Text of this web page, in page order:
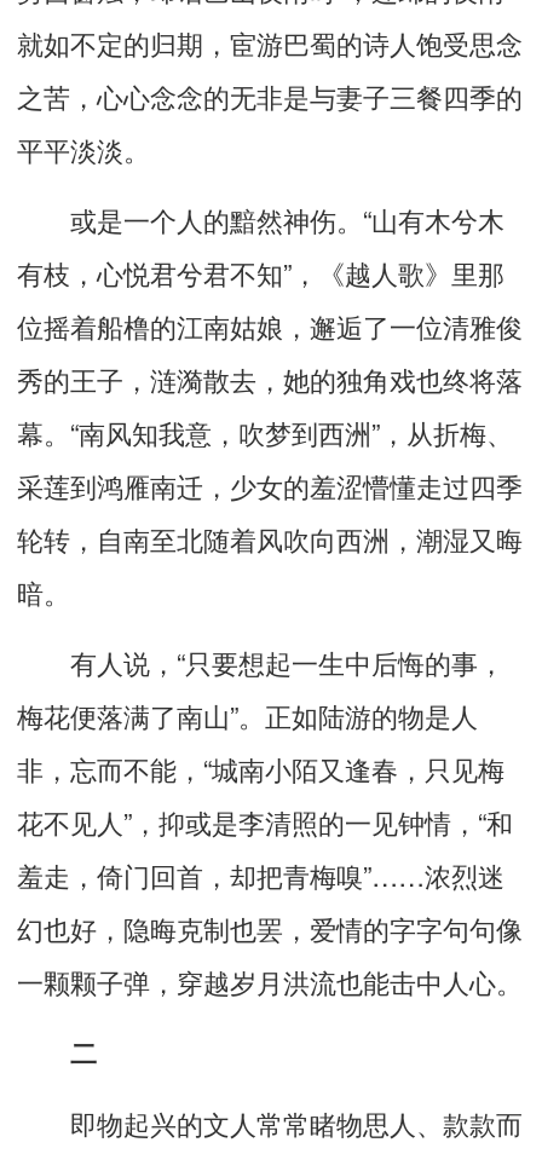
就如不定的归期，宦游巴蜀的诗人饱受思念
之苦，心心念念的无非是与妻子三餐四季的
平平淡淡。
或是一个人的黯然神伤。“山有木兮木
有枝，心悦君兮君不知”，《越人歌》里那
位摇着船橹的江南姑娘，邂逅了一位清雅俊
秀的王子，涟漪散去，她的独角戏也终将落
幕。“南风知我意，吹梦到西洲”，从折梅、
采莲到鸿雁南迁，少女的羞涩懵懂走过四季
轮转，自南至北随着风吹向西洲，潮湿又晦
暗。
有人说，“只要想起一生中后悔的事，
梅花便落满了南山”。正如陆游的物是人
非，忘而不能，“城南小陌又逢春，只见梅
花不见人”，抑或是李清照的一见钟情，“和
羞走，倚门回首，却把青梅嗅”……浓烈迷
幻也好，隐晦克制也罢，爱情的字字句句像
一颗颗子弹，穿越岁月洪流也能击中人心。
二
即物起兴的文人常常睹物思人、款款而